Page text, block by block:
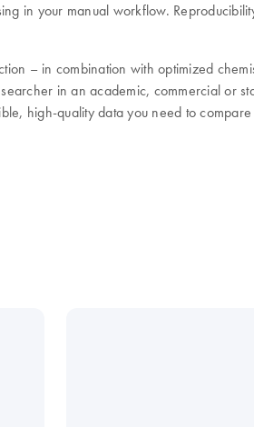
in your manual workflow.
– in combination with optimized
in an academic, commercial or
high-quality data you need to